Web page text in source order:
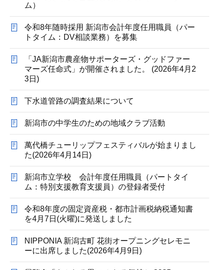
ム）
令和8年随時採用 新潟市会計年度任用職員（パー
トタイム：DV相談業務）を募集
「JA新潟市農産物サポーターズ・グッドファー
マーズ任命式」が開催されました。 (2026年4月2
3日)
下水道管路の調査結果について
新潟市の中学生のための地域クラブ活動
萬代橋チューリップフェスティバルが始まりまし
た(2026年4月14日)
新潟市立学校 会計年度任用職員（パートタイ
ム：特別支援教育支援員）の登録者受付
令和8年度の固定資産税・都市計画税納税通知書
を4月7日(火曜)に発送しました
NIPPONIA 新潟古町 花街オープニングセレモニ
ーに出席しました(2026年4月9日)